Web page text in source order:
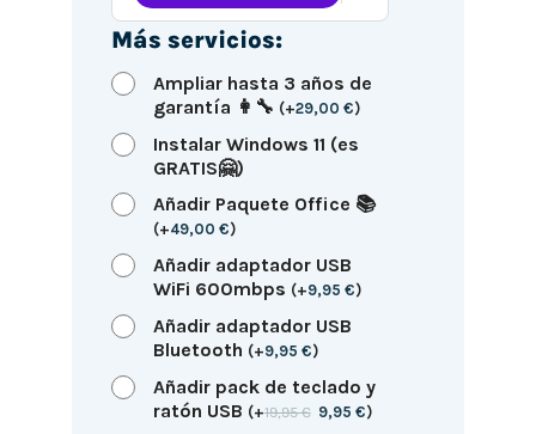
Más servicios:
Ampliar hasta 3 años de
garantía 👩‍🔧 (+29,00 €)
Instalar Windows 11 (es
GRATIS🤗)
Añadir Paquete Office 📚
(+49,00 €)
Añadir adaptador USB
WiFi 600mbps (+9,95 €)
Añadir adaptador USB
Bluetooth (+9,95 €)
Añadir pack de teclado y
ratón USB (+19,95€ 9,95€)